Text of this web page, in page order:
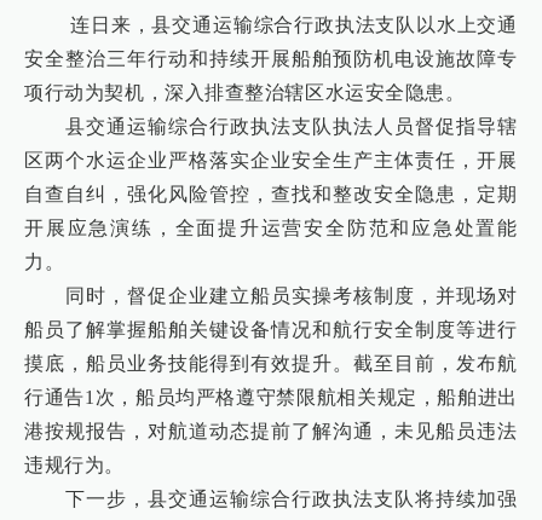
连日来，县交通运输综合行政执法支队以水上交通
安全整治三年行动和持续开展船舶预防机电设施故障专
项行动为契机，深入排查整治辖区水运安全隐患。
县交通运输综合行政执法支队执法人员督促指导辖
区两个水运企业严格落实企业安全生产主体责任，开展
自查自纠，强化风险管控，查找和整改安全隐患，定期
开展应急演练，全面提升运营安全防范和应急处置能
力。
同时，督促企业建立船员实操考核制度，并现场对
船员了解掌握船舶关键设备情况和航行安全制度等进行
摸底，船员业务技能得到有效提升。截至目前，发布航
行通告1次，船员均严格遵守禁限航相关规定，船舶进出
港按规报告，对航道动态提前了解沟通，未见船员违法
违规行为。
下一步，县交通运输综合行政执法支队将持续加强